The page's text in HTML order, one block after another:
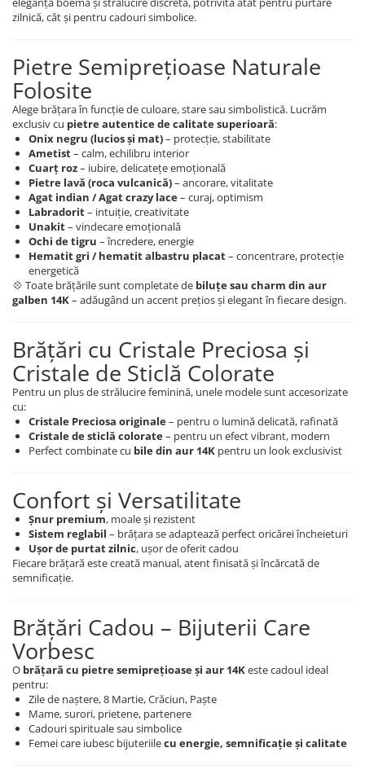
zilnică, cât și pentru cadouri simbolice.
Pietre Semiprețioase Naturale
Folosite
Alege brățara în funcție de culoare, stare sau simbolistică. Lucrăm
exclusiv cu pietre autentice de calitate superioară:
Onix negru (lucios și mat)– protecție, stabilitate
Ametist– calm, echilibru interior
Cuarț roz– iubire, delicatețe emoțională
Pietre lavă (roca vulcanică)– ancorare, vitalitate
Agat indian / Agat crazy lace– curaj, optimism
Labradorit– intuiție, creativitate
Unakit– vindecare emoțională
Ochi de tigru – încredere, energie
Hematit gri / hematit albastru placat– concentrare, protecție
energetică
💠 Toate brățările sunt completate de biluțe sau charm din aur
galben 14K– adăugând un accent prețios și elegant în fiecare design.
Brățări cu Cristale Preciosa și
Cristale de Sticlă Colorate
Pentru un plus de strălucire feminină, unele modele sunt accesorizate
cu:
Cristale Preciosa originale– pentru o lumină delicată, rafinată
Cristale de sticlă colorate– pentru un efect vibrant, modern
Perfect combinate cu bile din aur 14K pentru un look exclusivist
Confort și Versatilitate
Șnur premium, moale și rezistent
Sistem reglabil – brățara se adaptează perfect oricărei încheieturi
Ușor de purtat zilnic, ușor de oferit cadou
Fiecare brățară este creată manual, atent finisată și încărcată de
semnificație.
Brățări Cadou – Bijuterii Care
Vorbesc
O brățară cu pietre semiprețioase și aur 14Keste cadoul ideal
pentru:
Zile de naștere, 8 Martie, Crăciun, Paște
Mame, surori, prietene, partenere
Cadouri spirituale sau simbolice
Femei care iubesc bijuteriilecu energie, semnificație și calitate